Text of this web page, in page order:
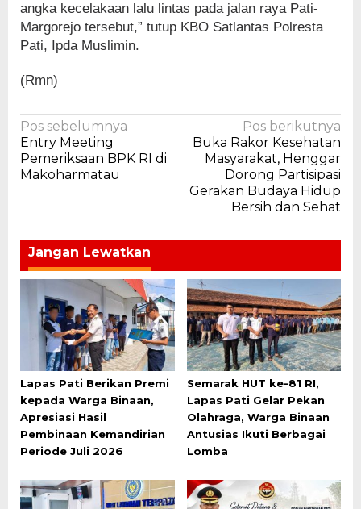
angka kecelakaan lalu lintas pada jalan raya Pati-
Margorejo tersebut,” tutup KBO Satlantas Polresta
Pati, Ipda Muslimin.
(Rmn)
Navigasi
pos
Pos sebelumnya
Entry Meeting
Pemeriksaan BPK RI di
Makoharmatau
Pos berikutnya
Buka Rakor Kesehatan
Masyarakat, Henggar
Dorong Partisipasi
Gerakan Budaya Hidup
Bersih dan Sehat
Jangan Lewatkan
Lapas Pati Berikan Premi
kepada Warga Binaan,
Apresiasi Hasil
Pembinaan Kemandirian
Periode Juli 2026
Semarak HUT ke-81 RI,
Lapas Pati Gelar Pekan
Olahraga, Warga Binaan
Antusias Ikuti Berbagai
Lomba